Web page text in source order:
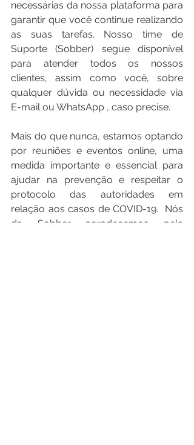
necessárias da nossa plataforma para
garantir que você continue realizando
as suas tarefas. Nosso time de
Suporte (Sobber) segue disponível
para atender todos os nossos
clientes, assim como você, sobre
qualquer dúvida ou necessidade via
E-mail ou WhatsApp , caso precise.
Mais do que nunca, estamos optando
por reuniões e eventos online, uma
medida importante e essencial para
ajudar na prevenção e respeitar o
protocolo das autoridades em
relação aos casos de COVID-19.  Nós
da Sobber agradecemos pela